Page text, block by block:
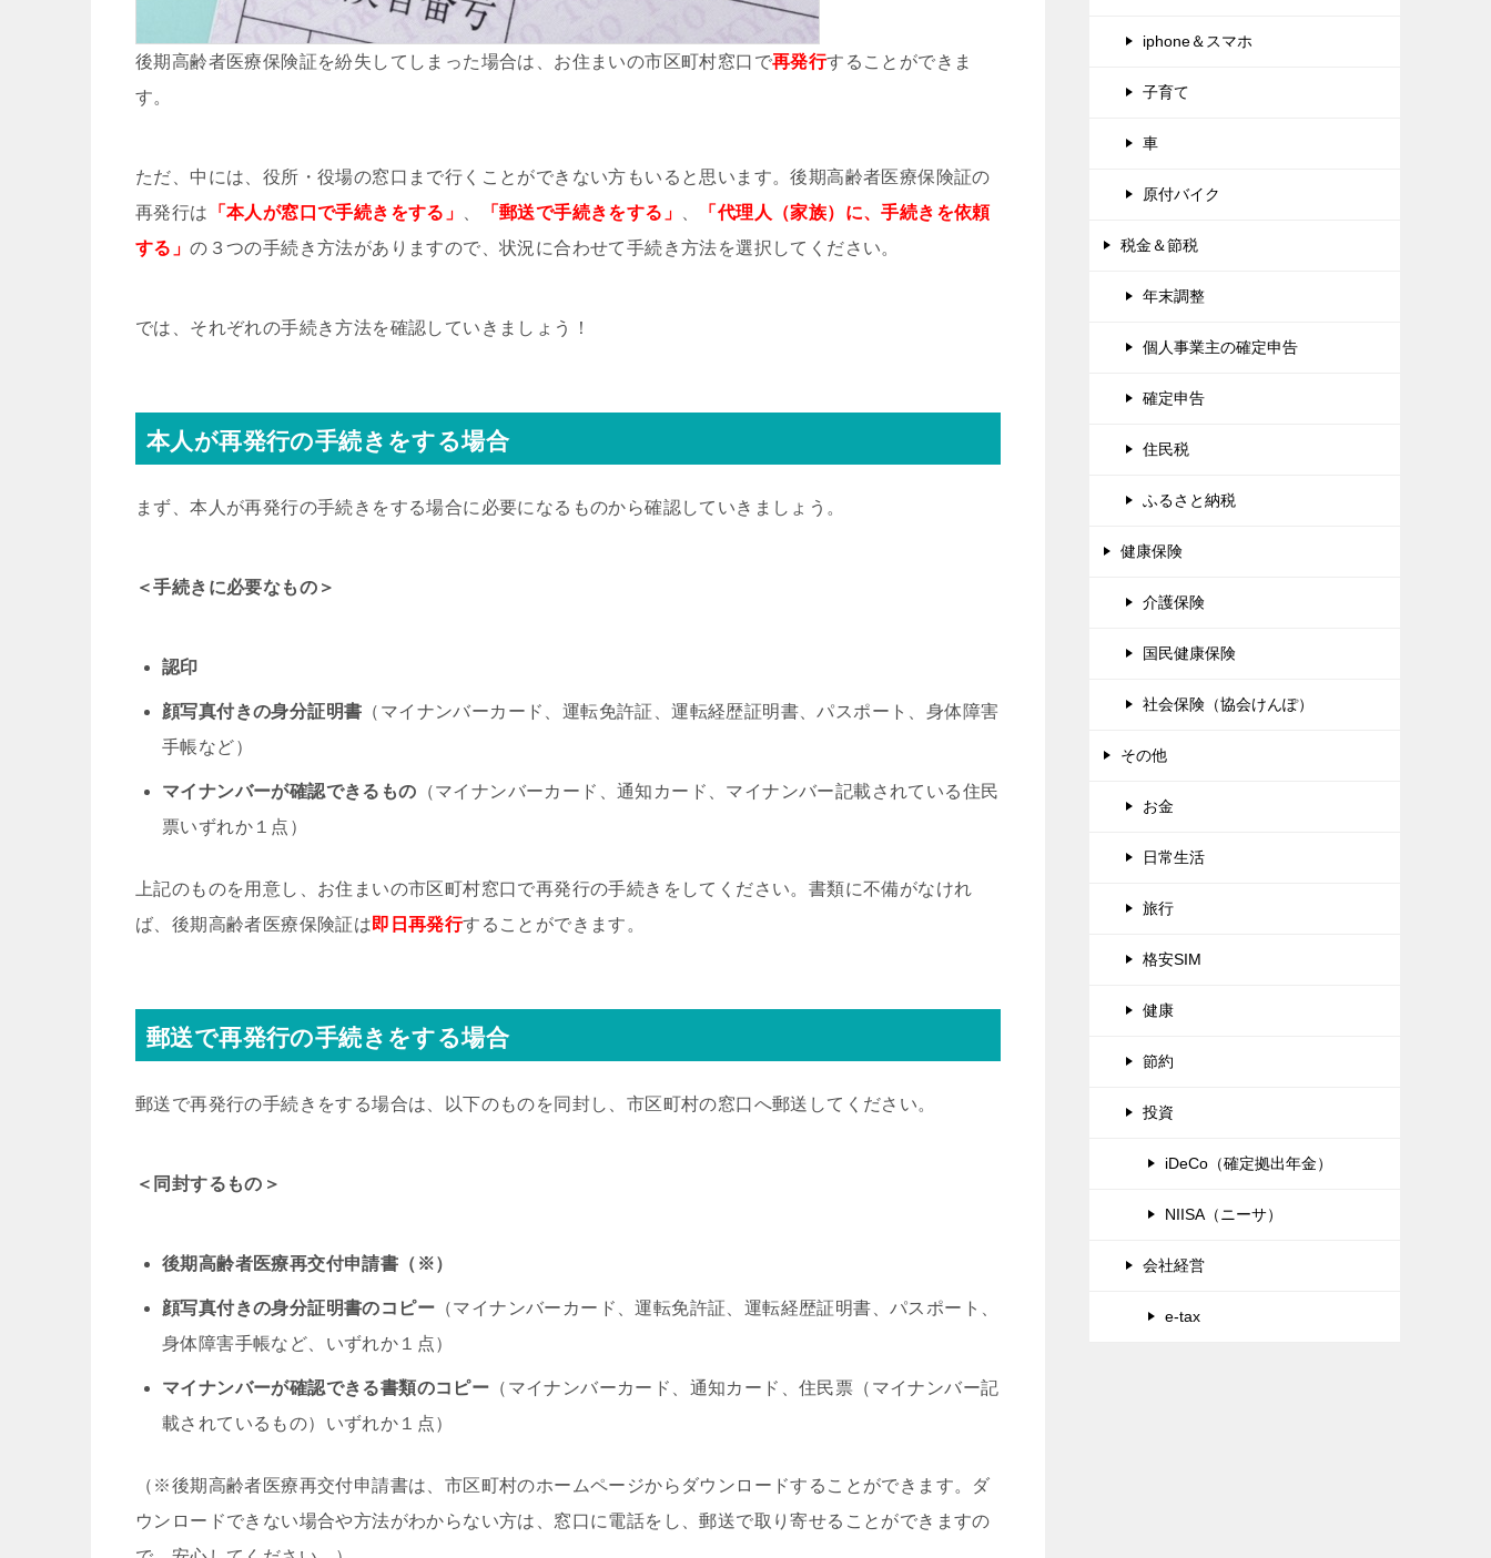
後期高齢者医療保険証を紛失してしまった場合は、お住まいの市区町村窓口で再発行することができま
す。
ただ、中には、役所・役場の窓口まで行くことができない方もいると思います。後期高齢者医療保険証の
再発行は 「本人が窓口で手続きをする」 「郵送で手続きをする」
「代理人（家族）に、手続きを依頼
する」の３つの手続き方法がありますので、状況に合わせて手続き方法を選択してください。
では、それぞれの手続き方法を確認していきましょう！
本人が再発行の手続きをする場合
まず、本人が再発行の手続きをする場合に必要になるものから確認していきましょう。
＜手続きに必要なもの＞
認印
顔写真付きの身分証明書 （マイナンバーカード、運転免許証、運転経歴証明書、パスポート、身体障害
手帳など）
マイナンバーが確認できるもの （マイナンバーカード、通知カード、マイナンバー記載されている住民
票いずれか１点）
上記のものを用意し、お住まいの市区町村窓口で再発行の手続きをしてください。書類に不備がなけれ
ば、後期高齢者医療保険証は即日再発行することができます。
郵送で再発行の手続きをする場合
郵送で再発行の手続きをする場合は、以下のものを同封し、市区町村の窓口へ郵送してください。
＜同封するもの＞
後期高齢者医療再交付申請書（※）
顔写真付きの身分証明書のコピー （マイナンバーカード、運転免許証、運転経歴証明書、パスポート、
身体障害手帳など、いずれか１点）
マイナンバーが確認できる書類のコピー （マイナンバーカード、通知カード、住民票（マイナンバー記
載されているもの）いずれか１点）
（※後期高齢者医療再交付申請書は、市区町村のホームページからダウンロードすることができます。ダ
ウンロードできない場合や方法がわからない方は、窓口に電話をし、郵送で取り寄せることができますの
iphone＆スマホ
子育て
車
原付バイク
税金＆節税
年末調整
個人事業主の確定申告
確定申告
住民税
ふるさと納税
健康保険
介護保険
国民健康保険
社会保険（協会けんぽ）
その他
お金
日常生活
旅行
格安SIM
健康
節約
投資
iDeCo（確定拠出年金）
NIISA（ニーサ）
会社経営
e-tax